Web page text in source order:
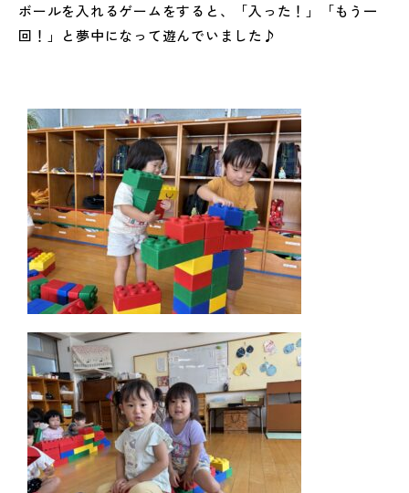
ボールを入れるゲームをすると、「入った！」「もう一
回！」と夢中になって遊んでいました♪